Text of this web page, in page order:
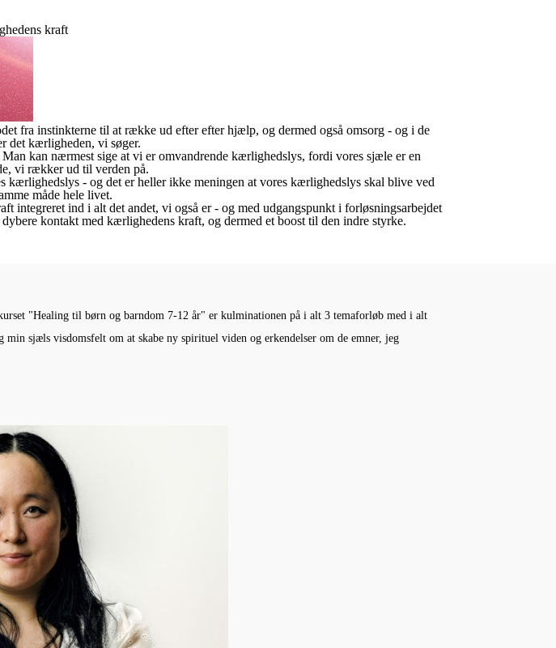
kraft
fra instinkterne til at række ud efter efter hjælp, og dermed også omsorg - og i de
det kærligheden, vi søger.
kan nærmest sige at vi er omvandrende kærlighedslys, fordi vores sjæle er en
vi rækker ud til verden på.
- og det er heller ikke meningen at vores kærlighedslys skal blive ved
måde hele livet.
integreret ind i alt det andet, vi også er - og med udgangspunkt i forløsningsarbejdet
kontakt med kærlighedens kraft, og dermed et boost til den indre styrke.
"Healing til børn og barndom 7-12 år" er kulminationen på i alt 3 temaforløb med i alt
sjæls visdomsfelt om at skabe ny spirituel viden og erkendelser om de emner, jeg